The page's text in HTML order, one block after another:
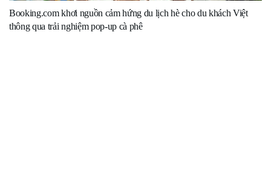
Booking.com khơi nguồn cảm hứng du lịch hè cho du khách Việt
thông qua trải nghiệm pop-up cà phê